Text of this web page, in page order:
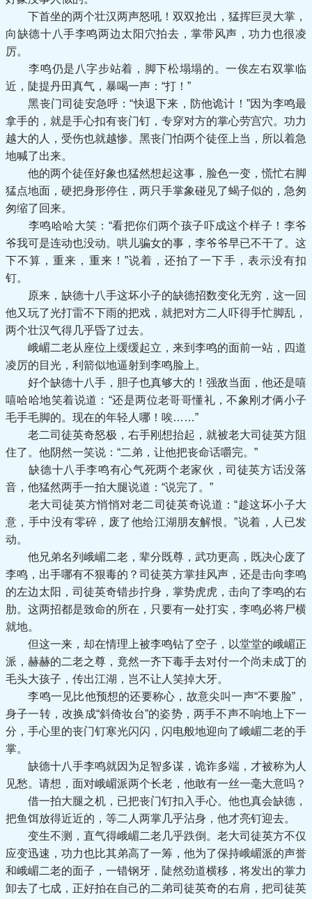
下首坐的两个壮汉两声怒吼！双双抢出，猛挥巨灵大掌，
向缺德十八手李鸣两边太阳穴拍去，掌带风声，功力也很凌
厉。
李鸣仍是八字步站着，脚下松塌塌的。一俟左右双掌临
近，陡提丹田真气，暴喝一声：“打！”
黑丧门司徒安急呼：“快退下来，防他诡计！”因为李鸣最
拿手的，就是手心扣有丧门钉，专穿对方的掌心劳宫穴。功力
越大的人，受伤也就越惨。黑丧门怕两个徒侄上当，所以着急
地喊了出来。
他的两个徒侄好象也猛然想起这事，脸色一变，慌忙右脚
猛点地面，硬把身形停住，两只手掌象碰见了蝎子似的，急匆
匆缩了回来。
李鸣哈哈大笑：“看把你们两个孩子吓成这个样子！李爷
爷我可是连动也没动。哄儿骗女的事，李爷爷早已不干了。这
下不算，重来，重来！”说着，还拍了一下手，表示没有扣
钉。
原来，缺德十八手这坏小子的缺德招数变化无穷，这一回
他又玩了光打雷不下雨的把戏，就把对方二人吓得手忙脚乱，
两个壮汉气得几乎昏了过去。
峨嵋二老从座位上缓缓起立，来到李鸣的面前一站，四道
凌厉的目光，利箭似地逼射到李鸣脸上。
好个缺德十八手，胆子也真够大的！强敌当面，他还是嘻
嘻哈哈地笑着说道：“还是两位老哥哥懂礼，不象刚才俩小子
毛手毛脚的。现在的年轻人哪！唉……”
老二司徒英奇怒极，右手刚想抬起，就被老大司徒英方阻
住了。他阴然一笑说：“二弟，让他把丧命话嚼完。”
缺德十八手李鸣有心气死两个老家伙，司徒英方话没落
音，他猛然两手一拍大腿说道：“说完了。”
老大司徒英方悄悄对老二司徒英奇说道：“趁这坏小子大
意，手中没有零碎，废了他给江湖朋友解恨。”说着，人已发
动。
他兄弟名列峨嵋二老，辈分既尊，武功更高，既决心废了
李鸣，出手哪有不狠毒的？司徒英方掌挂风声，还是击向李鸣
的左边太阳，司徒英奇错步拧身，掌势虎虎，击向了李鸣的右
肋。这两招都是致命的所在，只要有一处打实，李鸣必将尸横
就地。
但这一来，却在情理上被李鸣钻了空子，以堂堂的峨嵋正
派，赫赫的二老之尊，竟然一齐下毒手去对付一个尚未成丁的
毛头大孩子，传出江湖，岂不让人笑掉大牙。
李鸣一见比他预想的还要称心，故意尖叫一声“不要脸”，
身子一转，改换成“斜倚妆台”的姿势，两手不声不响地上下一
分，手心里的丧门钉寒光闪闪，闪电般地迎向了峨嵋二老的手
掌。
缺德十八手李鸣就因为足智多谋，诡诈多端，才被称为人
见愁。请想，面对峨嵋派两个长老，他敢有一丝一毫大意吗？
借一拍大腿之机，已把丧门钉扣入手心。他也真会缺德，
把鱼饵放得近近的，等二人两掌几乎沾身，他才亮钉迎去。
变生不测，直气得峨嵋二老几乎跌倒。老大司徒英方不仅
应变迅速，功力也比其弟高了一筹，他为了保持峨嵋派的声誉
和峨嵋二老的面子，一错钢牙，陡然劲道横移，将发出的掌力
卸去了七成，正好拍在自己的二弟司徒英奇的右肩，把司徒英